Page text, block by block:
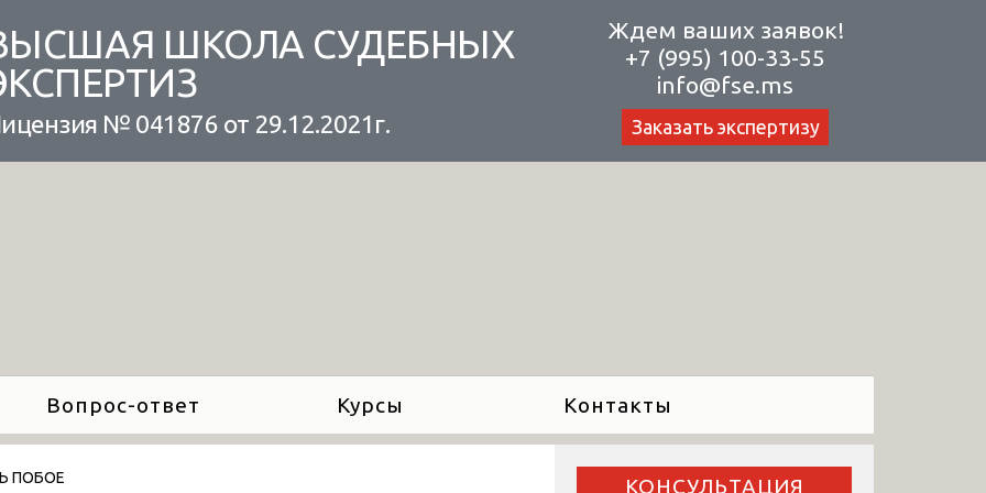
ШКОЛА СУДЕБНЫХ
№ 041876 от 29.12.2021г.
Ждем ваших заявок!
+7 (995) 100-33-55
info@fse.ms
Заказать экспертизу
Вопрос-ответ Курсы Контакты
ПОБОЕ КОНСУЛЬТАЦИЯ